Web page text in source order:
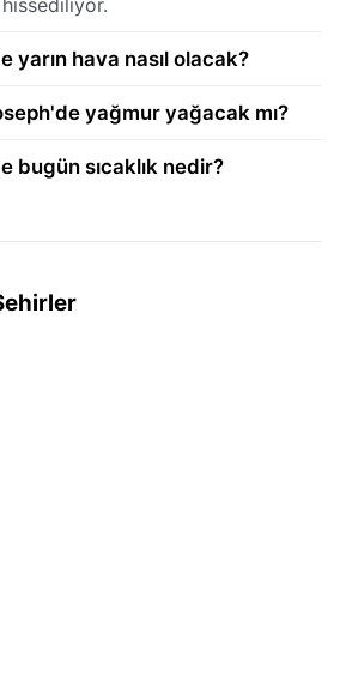
yarın hava nasıl olacak?
yağmur yağacak mı?
bugün sıcaklık nedir?